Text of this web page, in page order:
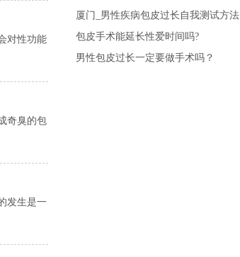
对性功能
奇臭的包
发生是一
厦门_男性疾病包皮过长自我测试方法
包皮手术能延长性爱时间吗?
男性包皮过长一定要做手术吗？